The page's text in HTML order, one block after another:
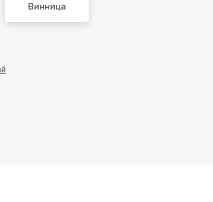
Винница